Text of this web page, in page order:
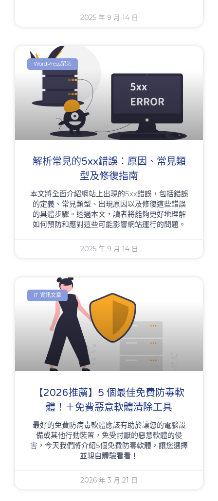
2025 年 9 月 14 日
WordPress架站
解析常見的5xx錯誤：原因、常見類
型及修復指南
本文將全面介紹網站上出現的5xx錯誤，包括錯誤
的定義、常見類型、出現原因以及修復這些錯誤
的具體步驟。透過本文，讀者將能夠更好地理解
如何預防和應對這些可能影響網站運行的問題。
2025 年 9 月 14 日
IT 資訊文章
【2026推薦】5 個最佳免費防毒軟
體！＋免費惡意軟體清除工具
最好的免費防病毒軟體應該有助於讓您的電腦設
備或其他行動裝置，免受討厭的惡意軟體的侵
害，今天我們將介紹5個免費防毒軟體，讓您選擇
並親自體驗看看！
2026 年 3 月 21 日